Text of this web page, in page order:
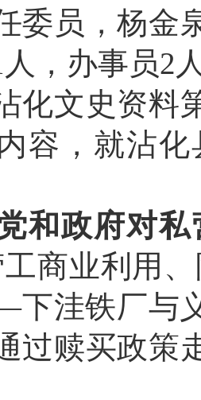
委员，杨金
，办事员2
文史资料第
容，就沾
和政府对
商业利用
洼铁厂与
过赎买政策